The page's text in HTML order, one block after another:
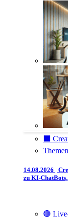
⬛️
14.08.2026 |
zu KI-
🔴